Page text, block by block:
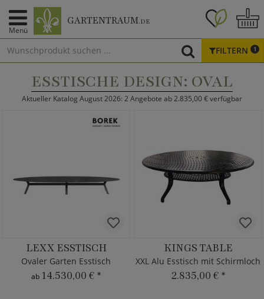
Menü
GARTENTRAUM.DE
FILTERN 1
ESSTISCHE DESIGN: OVAL
Aktueller Katalog August 2026: 2 Angebote ab 2.835,00 € verfügbar
LEXX ESSTISCH
Ovaler Garten Esstisch
ab 14.530,00 € *
KINGS TABLE
XXL Alu Esstisch mit Schirmloch
2.835,00 € *